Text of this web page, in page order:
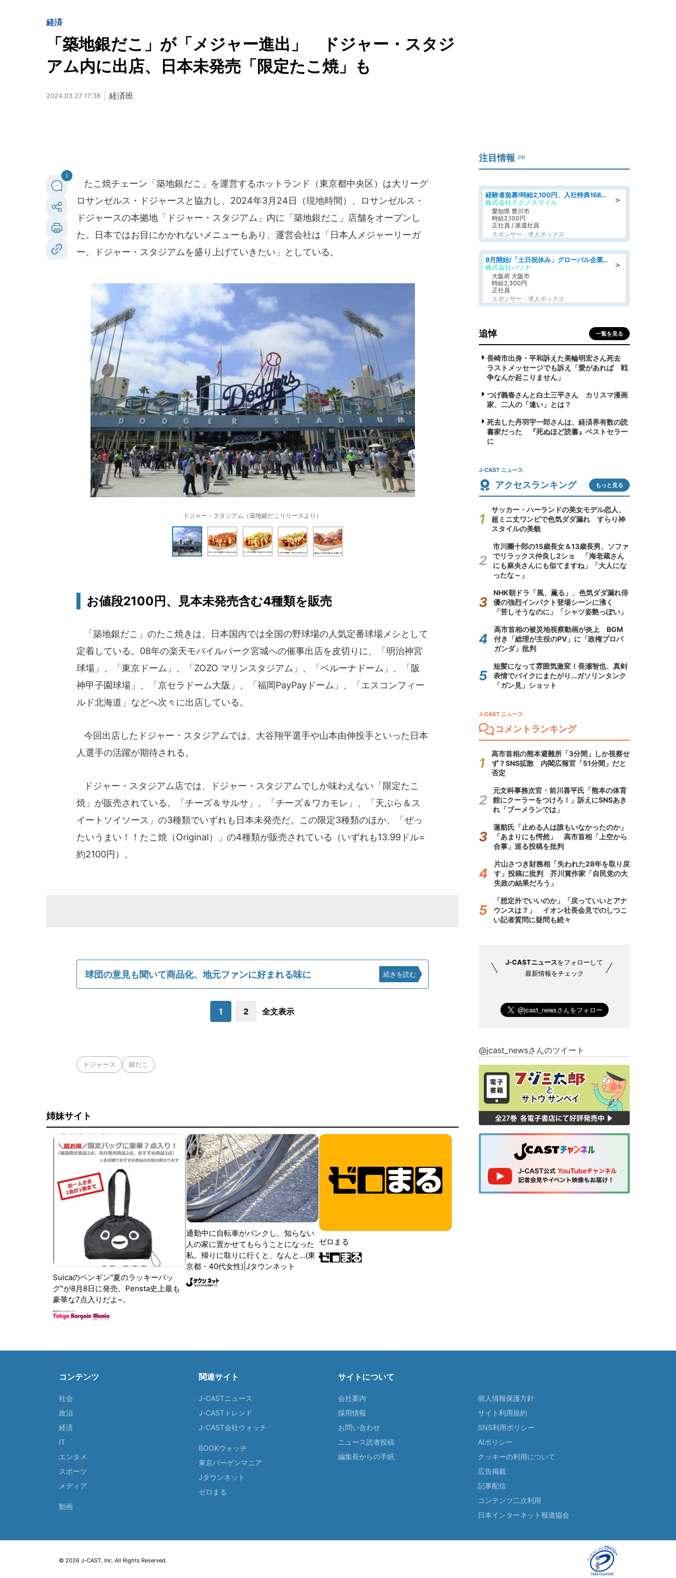
経済
「築地銀だこ」が「メジャー進出」 ドジャー・スタジ
アム内に出店、日本未発売「限定たこ焼」も
2024.03.27 17:38 経済班
1
たこ焼チェーン「築地銀だこ」を運営するホットランド（東京都中央区）は大リーグ
ロサンゼルス・ドジャースと協力し、2024年3月24日（現地時間）、ロサンゼルス・
ドジャースの本拠地「ドジャー・スタジアム」内に「築地銀だこ」店舗をオープンし
た。日本ではお目にかかれないメニューもあり、運営会社は「日本人メジャーリーガ
ー、ドジャー・スタジアムを盛り上げていきたい」としている。
ドジャー・スタジアム（築地銀だこリリースより）
お値段2100円、見本未発売含む4種類を販売
「築地銀だこ」のたこ焼きは、日本国内では全国の野球場の人気定番球場メシとして
定着している。08年の楽天モバイルパーク宮城への催事出店を皮切りに、「明治神宮
球場」、「東京ドーム」、「ZOZO マリンスタジアム」、「ベルーナドーム」、「阪
神甲子園球場」、「京セラドーム大阪」、「福岡PayPayドーム」、「エスコンフィー
ルド北海道」などへ次々に出店している。
今回出店したドジャー・スタジアムでは、大谷翔平選手や山本由伸投手といった日本
人選手の活躍が期待される。
ドジャー・スタジアム店では、ドジャー・スタジアムでしか味わえない「限定たこ
焼」が販売されている。「チーズ＆サルサ」、「チーズ＆ワカモレ」、「天ぷら＆ス
イートソイソース」の3種類でいずれも日本未発売だ。この限定3種類のほか、「ぜっ
たいうまい！！たこ焼（Original）」の4種類が販売されている（いずれも13.99ドル=
約2100円）。
球団の意見も聞いて商品化、地元ファンに好まれる味に 続きを読む
1 2 全文表示
ドジャース 銀だこ
姉妹サイト
Suicaのペンギン"夏のラッキーバッ
グ"が8月8日に発売。Pensta史上最も
豪華な7点入りだよ~。
通勤中に自転車がパンクし、知らない
人の家に置かせてもらうことになった
私。帰りに取りに行くと、なんと...(東
京都・40代女性)|Jタウンネット
ゼロまる
注目情報 PR
＞
経験者急募!時給2,100円、入社特典168万円の自動車製造業務/トヨタ自動車/tutumi
株式会社テクノスマイル
愛知県 豊川市
時給2,100円
正社員 / 派遣社員
スポンサー：求人ボックス
＞
9月開始/「土日祝休み」グローバル企業での産業保健のお仕事/保健師/高時給/残業なし/服装自由
株式会社パソナ
大阪府 大阪市
時給2,300円
正社員
スポンサー：求人ボックス
追悼 一覧を見る
長崎市出身・平和訴えた美輪明宏さん死去
ラストメッセージでも訴え「愛があれば 戦
争なんか起こりません」
つげ義春さんと白土三平さん カリスマ漫画
家、二人の「違い」とは？
死去した丹羽宇一郎さんは、経済界有数の読
書家だった 『死ぬほど読書』ベストセラー
に
J-CAST ニュース
アクセスランキング もっと見る
サッカー・ハーランドの美女モデル恋人、
超ミニ丈ワンピで色気ダダ漏れ すらり神
スタイルの美貌
市川團十郎の15歳長女＆13歳長男、ソファ
でリラックス仲良し2ショ 「海老蔵さん
にも麻央さんにも似てますね」「大人にな
ったな～」
NHK朝ドラ「風、薫る」、色気ダダ漏れ俳
優の強烈インパクト登場シーンに沸く
「苦しそうなのに」「シャツ姿艶っぽい」
高市首相の被災地視察動画が炎上 BGM
付き「総理が主役のPV」に「政権プロパ
ガンダ」批判
短髪になって雰囲気激変！長瀬智也、真剣
表情でバイクにまたがり...ガソリンタンク
「ガン見」ショット
J-CAST ニュース
コメントランキング
高市首相の熊本避難所「3分間」しか視察せ
ず？SNS拡散 内閣広報官「51分間」だと
否定
元文科事務次官・前川喜平氏「熊本の体育
館にクーラーをつけろ！」訴えにSNSあき
れ「ブーメランでは」
蓮舫氏「止める人は誰もいなかったのか」
「あまりにも愕然」 高市首相「上空から
合掌」巡る投稿を批判
片山さつき財務相「失われた28年を取り戻
す」投稿に批判 芥川賞作家「自民党の大
失政の結果だろう」
「想定外でいいのか」「戻っていいとアナ
ウンスは？」 イオン社長会見でのしつこ
い記者質問に疑問も続々
J-CASTニュースをフォローして
最新情報をチェック
@jcast_newsさんのツイート
コンテンツ
社会
政治
経済
IT
エンタメ
スポーツ
メディア
動画
関連サイト
J-CASTニュース
J-CASTトレンド
J-CAST会社ウォッチ
BOOKウォッチ
東京バーゲンマニア
Jタウンネット
ゼロまる
サイトについて
会社案内
採用情報
お問い合わせ
ニュース読者投稿
編集長からの手紙
個人情報保護方針
サイト利用規約
SNS利用ポリシー
AIポリシー
クッキーの利用について
広告掲載
記事配信
コンテンツ二次利用
日本インターネット報道協会
© 2026 J-CAST, Inc. All Rights Reserved.